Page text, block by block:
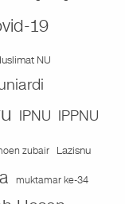
19
NU
IPNU IPPNU
zubair
Lazisnu
muktamar ke-34